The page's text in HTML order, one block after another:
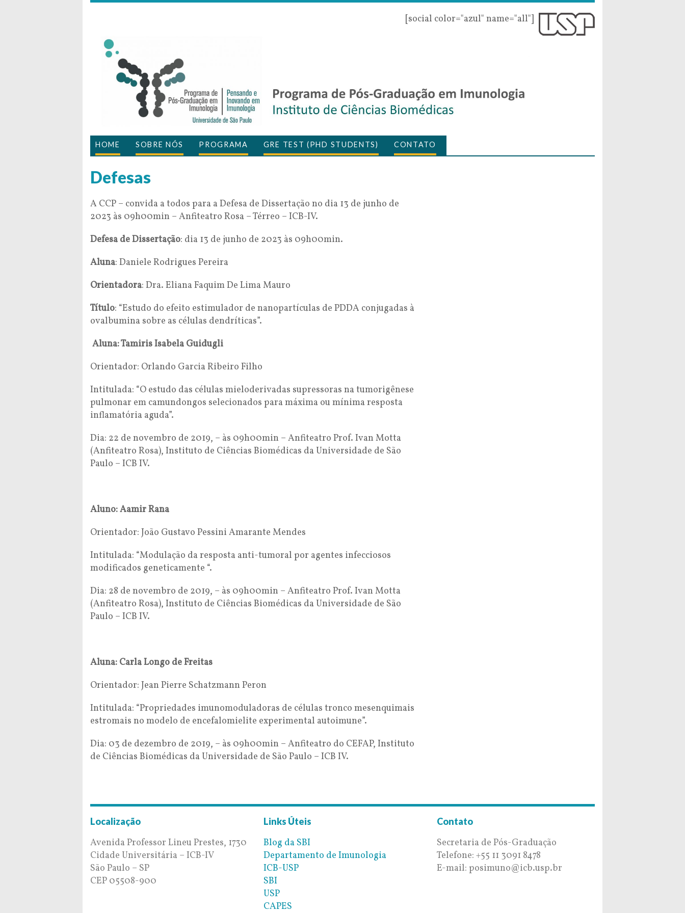
[social color="azul" name="all"]
HOME SOBRE NÓS PROGRAMA GRE TEST (PHD STUDENTS) CONTATO
Defesas
A CCP – convida a todos para a Defesa de Dissertação no dia 13 de junho de
2023 às 09h00min – Anfiteatro Rosa – Térreo – ICB-IV.
Defesa de Dissertação: dia 13 de junho de 2023 às 09h00min.
Aluna: Daniele Rodrigues Pereira
Orientadora: Dra. Eliana Faquim De Lima Mauro
Título: “Estudo do efeito estimulador de nanopartículas de PDDA conjugadas à
ovalbumina sobre as células dendríticas”.
Aluna: Tamiris Isabela Guidugli
Orientador: Orlando Garcia Ribeiro Filho
Intitulada: “O estudo das células mieloderivadas supressoras na tumorigênese
pulmonar em camundongos selecionados para máxima ou mínima resposta
inflamatória aguda”.
Dia: 22 de novembro de 2019, – às 09h00min – Anfiteatro Prof. Ivan Motta
(Anfiteatro Rosa), Instituto de Ciências Biomédicas da Universidade de São
Paulo – ICB IV.
Aluno: Aamir Rana
Orientador: João Gustavo Pessini Amarante Mendes
Intitulada: “Modulação da resposta anti-tumoral por agentes infecciosos
modificados geneticamente “.
Dia: 28 de novembro de 2019, – às 09h00min – Anfiteatro Prof. Ivan Motta
(Anfiteatro Rosa), Instituto de Ciências Biomédicas da Universidade de São
Paulo – ICB IV.
Aluna: Carla Longo de Freitas
Orientador: Jean Pierre Schatzmann Peron
Intitulada: “Propriedades imunomoduladoras de células tronco mesenquimais
estromais no modelo de encefalomielite experimental autoimune”.
Dia: 03 de dezembro de 2019, – às 09h00min – Anfiteatro do CEFAP, Instituto
de Ciências Biomédicas da Universidade de São Paulo – ICB IV.
Localização
Avenida Professor Lineu Prestes, 1730
Cidade Universitária – ICB-IV
São Paulo – SP
CEP 05508-900
Links Úteis
Blog da SBI
Departamento de Imunologia
ICB-USP
SBI
USP
CAPES
Contato
Secretaria de Pós-Graduação
Telefone: +55 11 3091 8478
E-mail: posimuno@icb.usp.br